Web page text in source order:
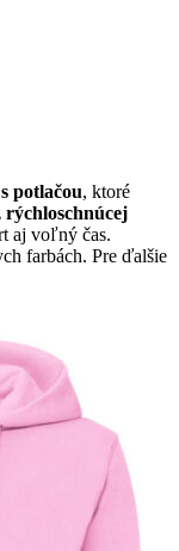
potlačou, ktoré
rýchloschnúcej
aj voľný čas.
farbách. Pre ďalšie